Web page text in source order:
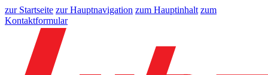
zur Startseite zur Hauptnavigation zum Hauptinhalt zum
Kontaktformular